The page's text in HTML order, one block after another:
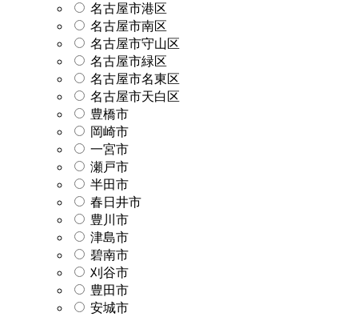
名古屋市港区
名古屋市南区
名古屋市守山区
名古屋市緑区
名古屋市名東区
名古屋市天白区
豊橋市
岡崎市
一宮市
瀬戸市
半田市
春日井市
豊川市
津島市
碧南市
刈谷市
豊田市
安城市